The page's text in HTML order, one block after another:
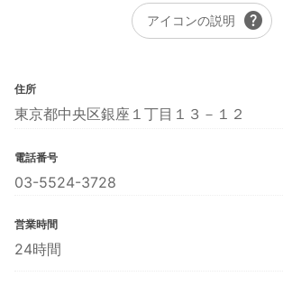
アイコンの説明 help
住所
東京都中央区銀座１丁目１３－１２
電話番号
03-5524-3728
営業時間
24時間